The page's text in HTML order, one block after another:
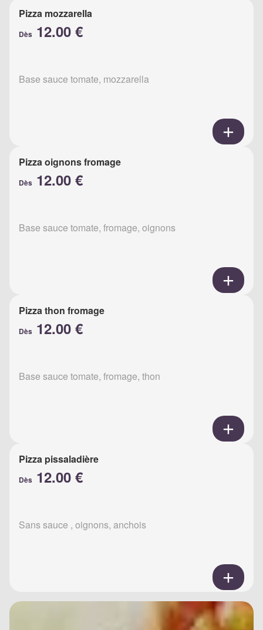
Pizza mozzarella
Dès 12.00 €
Base sauce tomate, mozzarella
Pizza oignons fromage
Dès 12.00 €
Base sauce tomate, fromage, oignons
Pizza thon fromage
Dès 12.00 €
Base sauce tomate, fromage, thon
Pizza pissaladière
Dès 12.00 €
Sans sauce , oignons, anchois